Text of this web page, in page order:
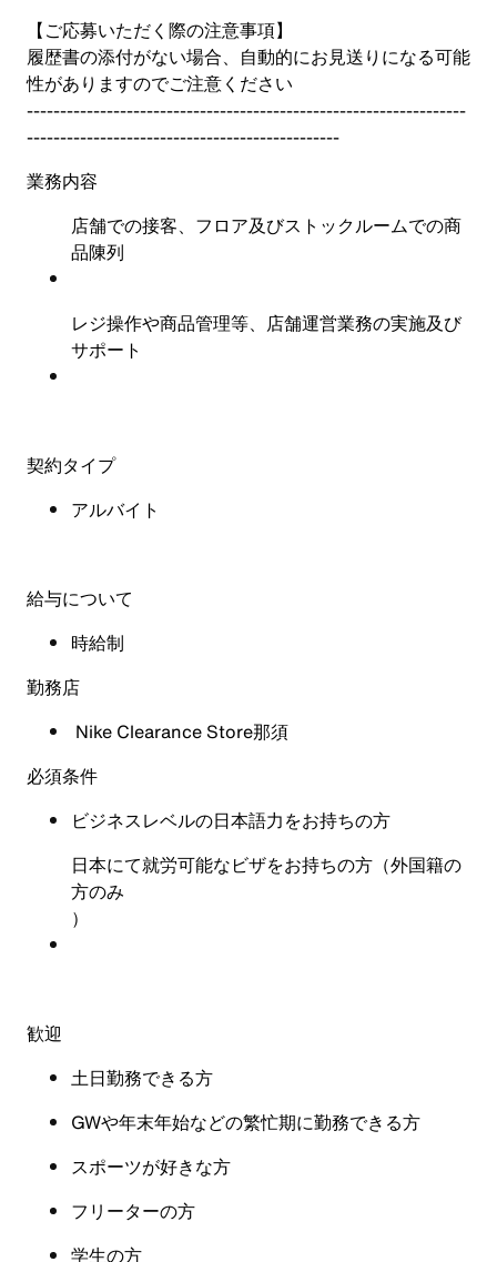
【ご応募いただく際の注意事項】
履歴書の添付がない場合、自動的にお見送りになる可能
性がありますのでご注意ください
------------------------------------------------------------------
-----------------------------------------------
業務内容
店舗での接客、フロア及びストックルームでの商
品陳列
レジ操作や商品管理等、店舗運営業務の実施及び
サポート
契約タイプ
アルバイト
給与について
時給制
勤務店
Nike Clearance Store那須
必須条件
ビジネスレベルの日本語力をお持ちの方
日本にて就労可能なビザをお持ちの方（外国籍の
方のみ
）
歓迎
土日勤務できる方
GWや年末年始などの繁忙期に勤務できる方
スポーツが好きな方
フリーターの方
学生の方